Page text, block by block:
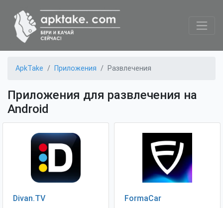
ApkTake Приложения Развлечения
Приложения для развлечения на
Android
Divan.TV FormaCar